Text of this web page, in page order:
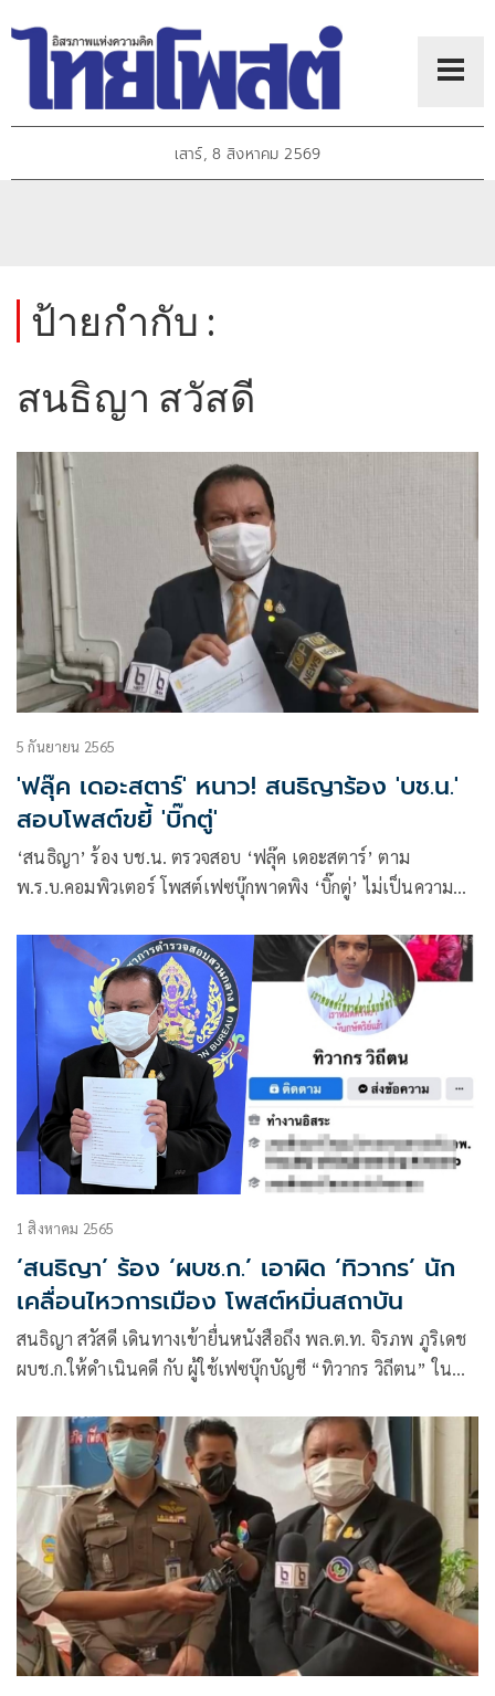
เสาร์, 8 สิงหาคม 2569
ป้ายกำกับ :
สนธิญา สวัสดี
5 กันยายน 2565
'ฟลุ๊ค เดอะสตาร์' หนาว! สนธิญาร้อง 'บช.น.'
สอบโพสต์ขยี้ 'บิ๊กตู่'
‘สนธิญา’ ร้อง บช.น. ตรวจสอบ ‘ฟลุ๊ค เดอะสตาร์’ ตาม
พ.ร.บ.คอมพิวเตอร์ โพสต์เฟซบุ๊กพาดพิง ‘บิ๊กตู่’ ไม่เป็นความ
ก่อน
1 สิงหาคม 2565
‘สนธิญา’ ร้อง ‘ผบช.ก.’ เอาผิด ‘ทิวากร’ นัก
เคลื่อนไหวการเมือง โพสต์หมิ่นสถาบัน
สนธิญา สวัสดี เดินทางเข้ายื่นหนังสือถึง พล.ต.ท. จิรภพ ภูริเดช
ผบช.ก.ให้ดำเนินคดี กับ ผู้ใช้เฟซบุ๊กบัญชี “ทิวากร วิถีตน” ใน
พรบ.คอมพิวเตอร์